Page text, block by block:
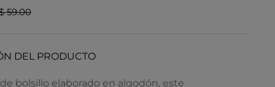
59.00
DEL PRODUCTO
bolsillo elaborado en algodón, este